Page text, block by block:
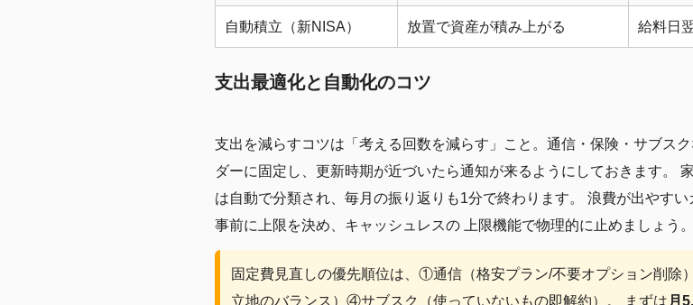
自動積立（新NISA） 放置で資産が積み上がる 給料日
支出最適化と自動化のコツ
支出を減らすコツは「考える回数を減らす」こと。通信・保険・サブス
ダーに固定し、更新時期が近づいたら通知が来るようにしておきます。
は自動で分類され、毎月の振り返りも1分で終わります。 浪費が出やす
事前に上限を決め、キャッシュレスの 上限機能で物理的に止めましょう
固定費見直しの優先順位は、①通信（格安プラン/不要オプション削
立地のバランス）④サブスク（使っていないもの即解約）。 まずは 月